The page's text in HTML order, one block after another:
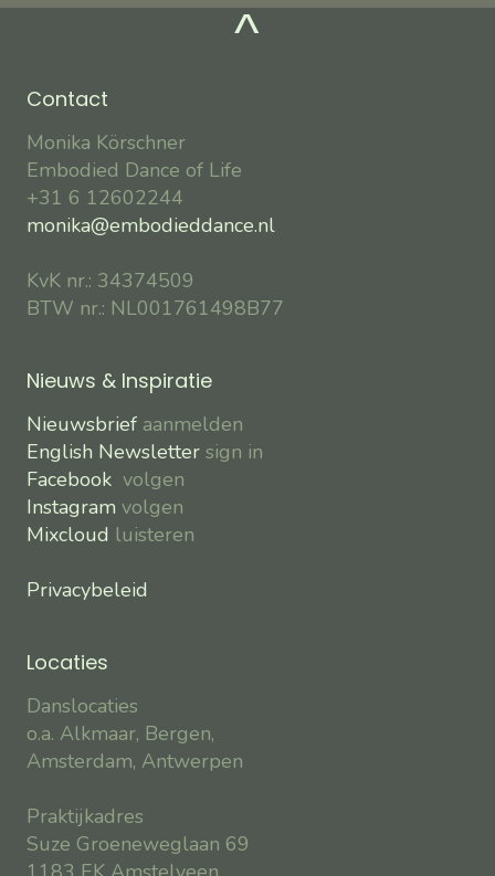
^
Contact
Monika Körschner
Embodied Dance of Life
+31 6 12602244
monika@embodieddance.nl
KvK nr.: 34374509
BTW nr.: NL001761498B77
Nieuws & Inspiratie
Nieuwsbrief aanmelden
English Newslettersign in
Facebook volgen
Instagram volgen
Mixcloud luisteren
Privacybeleid
Locaties
Danslocaties
o.a. Alkmaar, Bergen,
Amsterdam, Antwerpen
Praktijkadres
Suze Groeneweglaan 69